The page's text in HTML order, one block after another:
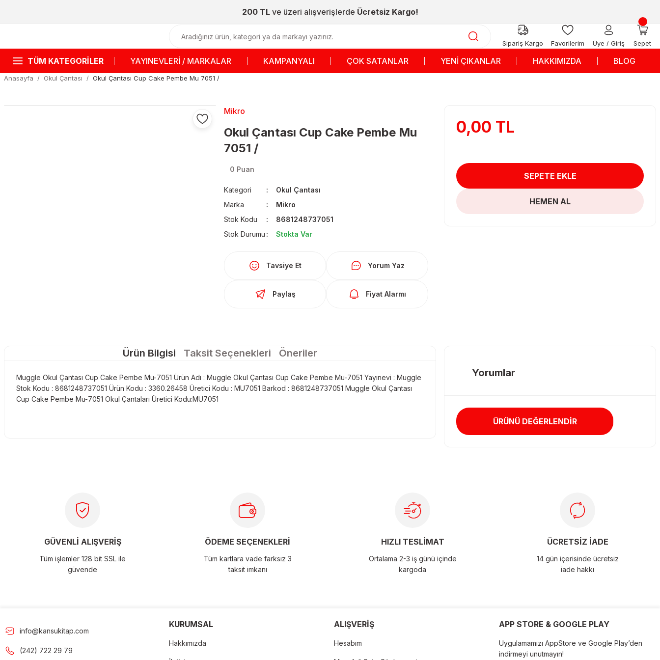
200 TLve üzeri alışverişlerde Ücretsiz Kargo!
Sipariş Kargo Favorilerim Üye / Giriş Sepet
TÜM KATEGORİLER YAYINEVLERİ / MARKALAR KAMPANYALI ÇOK SATANLAR YENİ ÇIKANLAR HAKKIMIZDA BLOG
Anasayfa Okul Çantası Okul Çantası Cup Cake Pembe Mu 7051 /
Mikro
Okul Çantası Cup Cake Pembe Mu
7051 /
0 Puan
Kategori
Okul Çantası
Marka
Mikro
Stok Kodu
8681248737051
Stok Durumu
Stokta Var
Tavsiye Et Yorum Yaz
Paylaş Fiyat Alarmı
0,00 TL
SEPETE EKLE
HEMEN AL
Ürün Bilgisi Taksit Seçenekleri Öneriler
Muggle Okul Çantası Cup Cake Pembe Mu-7051 Ürün Adı : Muggle Okul Çantası Cup Cake Pembe Mu-7051 Yayınevi : Muggle
Stok Kodu : 8681248737051 Ürün Kodu : 3360.26458 Üretici Kodu : MU7051 Barkod : 8681248737051 Muggle Okul Çantası
Cup Cake Pembe Mu-7051 Okul Çantaları Üretici Kodu:MU7051
Ürün resmi kalitesiz, bozuk veya görüntülenemiyor.
Ürün açıklamasında eksik bilgiler bulunuyor.
Bu ürüne benzer farklı alternatifler olmalı.
Yorumlar
ÜRÜNÜ DEĞERLENDİR
GÜVENLİ ALIŞVERİŞ
Tüm işlemler 128 bit SSL ile
güvende
ÖDEME SEÇENEKLERİ
Tüm kartlara vade farksız 3
taksit imkanı
HIZLI TESLİMAT
Ortalama 2-3 iş günü içinde
kargoda
ÜCRETSİZ İADE
14 gün içerisinde ücretsiz
iade hakkı
info@kansukitap.com
(242) 722 29 79
KURUMSAL
Hakkımızda
ALIŞVERİŞ
Hesabım
APP STORE & GOOGLE PLAY
Uygulamamızı AppStore ve Google Play’den
indirmeyi unutmayın!